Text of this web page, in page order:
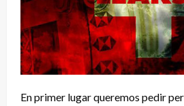
En primer lugar queremos pedir